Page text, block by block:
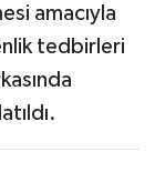
amacıyla
tedbirleri